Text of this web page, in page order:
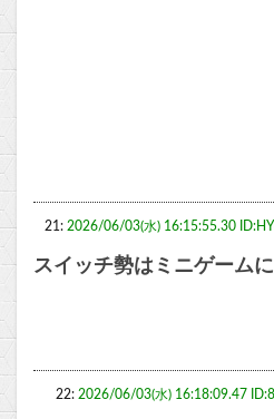
21: 2026/06/03(水) 16:15:55.30
スイッチ勢はミニゲーム
22: 2026/06/03(水) 16:18:09.47